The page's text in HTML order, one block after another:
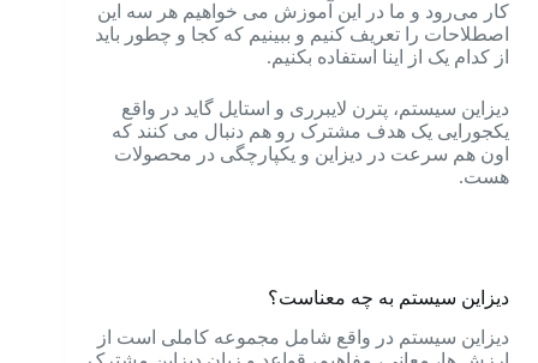
کار می‌رود و ما در این آموزش می خواهیم هر سه این
اصطلاحات را تعریف کنیم و ببینیم که کجا و چطور باید
از کدام یک از اینا استفاده بکنیم.
دیزاین سیستم، پترن لایبرری و استایل گاید در واقع
یکجورایی یک هدف مشترک رو هم دنبال می کنند که
اون هم سرعت در دیزاین و یکپارچگی در محصولات
هست.
دیزاین سیستم به چه معناست؟
دیزاین سیستم در واقع شامل مجموعه کاملی است از